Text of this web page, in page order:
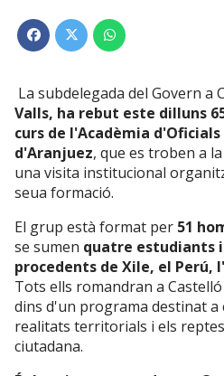
La subdelegada del Govern a
Valls, ha rebut este dilluns
curs de l'Acadèmia
d'Aranjuez, que es troben a
una visita institucional
seua formació.
El grup està format per 51
se sumen quatre estudiants
procedents de Xile, el Perú,
Tots ells romandran a
dins d'un programa destinat a
realitats territorials i els
ciutadana.